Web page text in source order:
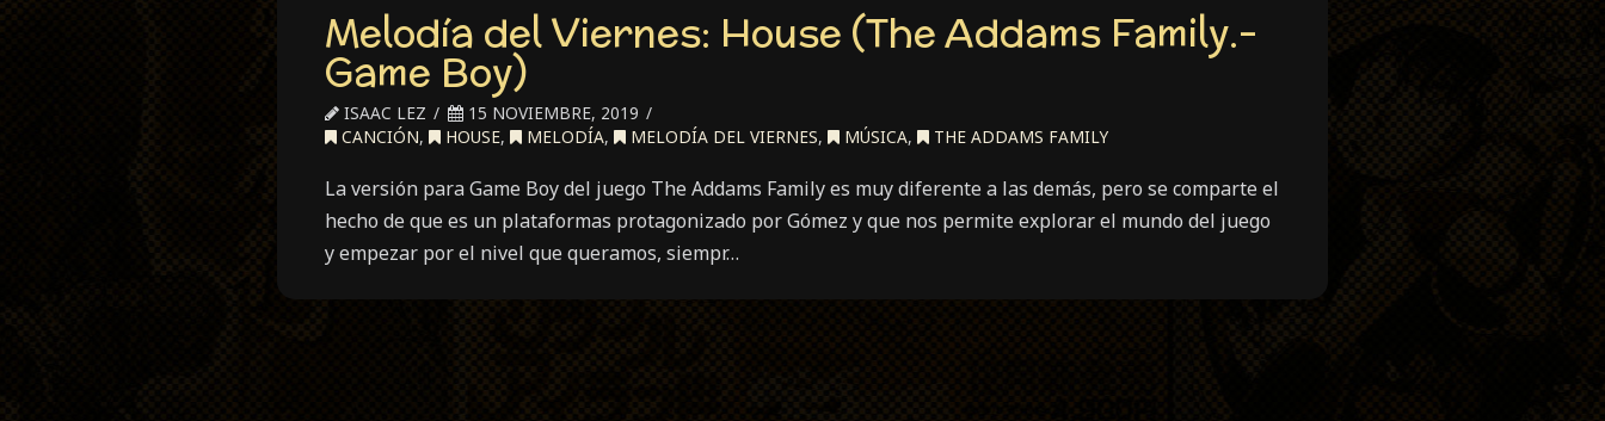
Melodía del Viernes: House (The Addams Family.-
Game Boy)
ISAAC LEZ
15 NOVIEMBRE, 2019
CANCIÓN, HOUSE, MELODÍA, MELODÍA DEL VIERNES, MÚSICA, THE ADDAMS FAMILY
La versión para Game Boy del juego The Addams Family es muy diferente a las demás, pero se comparte el
hecho de que es un plataformas protagonizado por Gómez y que nos permite explorar el mundo del juego
y empezar por el nivel que queramos, siempr…